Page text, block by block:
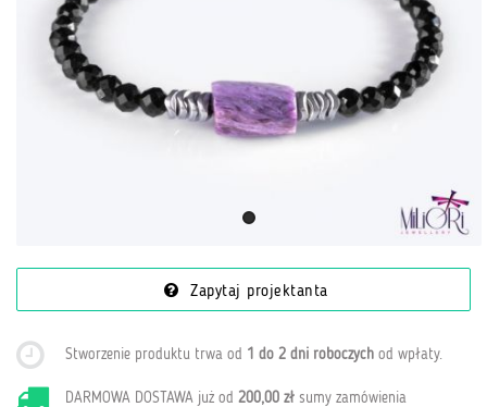
Zapytaj projektanta
Stworzenie produktu trwa od 1 do 2 dni roboczych od wpłaty.
DARMOWA DOSTAWA już od200,00 zł sumy zamówienia